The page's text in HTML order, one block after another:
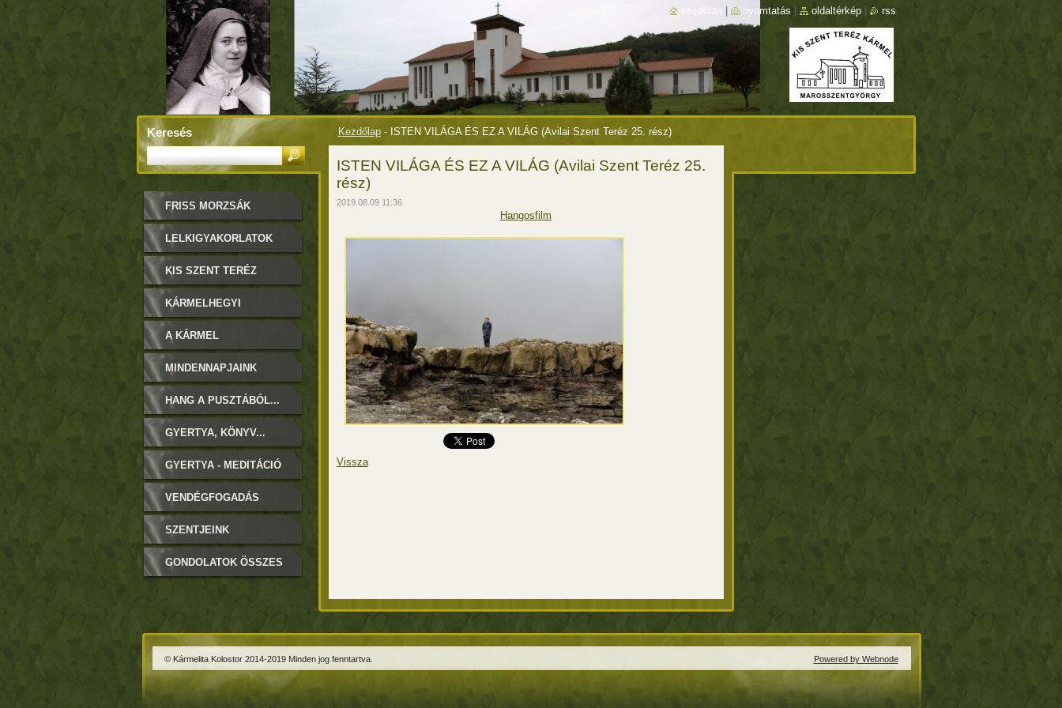
Kezdőlap - ISTEN VILÁGA ÉS EZ A VILÁG (Avilai Szent Teréz 25. rész)
ISTEN VILÁGA ÉS EZ A VILÁG (Avilai Szent Teréz 25.
rész)
2019.08.09 11:36
Hangosfilm
Vissza
FRISS MORZSÁK
LELKIGYAKORLATOK
KIS SZENT TERÉZ
KÁRMELHEGYI
BOLDOGASSZONY
A KÁRMEL
MINDENNAPJAINK
HANG A PUSZTÁBÓL...
GYERTYA, KÖNYV...
GYERTYA - MEDITÁCIÓ
VENDÉGFOGADÁS
SZENTJEINK
GONDOLATOK ÖSSZES
Keresés
kezdőlap nyomtatás oldaltérkép rss
© Kármelita Kolostor 2014-2019 Minden jog fenntartva. Powered by Webnode